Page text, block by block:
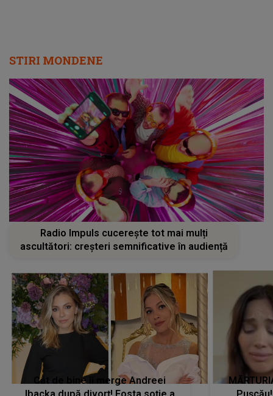
STIRI MONDENE
Radio Impuls cucerește tot mai mulți
ascultători: creșteri semnificative în audiență
Cât de bine îi merge Andreei